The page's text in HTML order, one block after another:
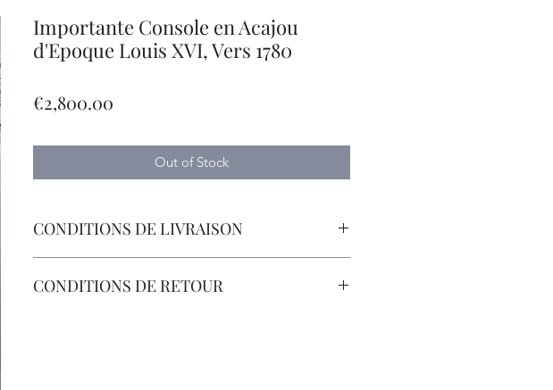
Importante Console en Acajou
d'Epoque Louis XVI, Vers 1780
€2,800.00
Out of Stock
CONDITIONS DE LIVRAISON
CONDITIONS DE RETOUR